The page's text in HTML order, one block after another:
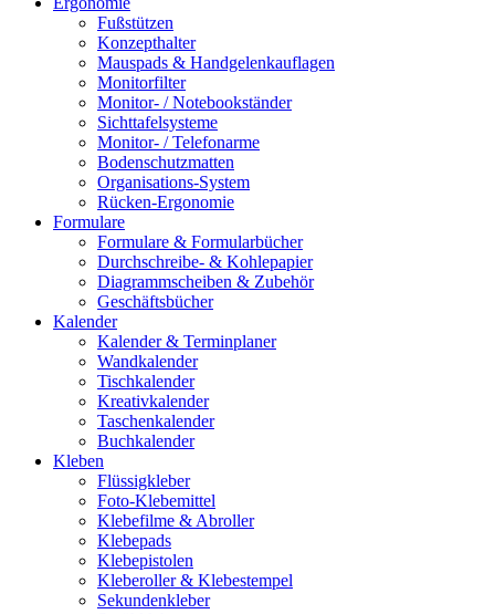
Fußstützen
Konzepthalter
Mauspads & Handgelenkauflagen
Monitorfilter
Monitor- / Notebookständer
Sichttafelsysteme
Monitor- / Telefonarme
Bodenschutzmatten
Organisations-System
Rücken-Ergonomie
Formulare
Formulare & Formularbücher
Durchschreibe- & Kohlepapier
Diagrammscheiben & Zubehör
Geschäftsbücher
Kalender
Kalender & Terminplaner
Wandkalender
Tischkalender
Kreativkalender
Taschenkalender
Buchkalender
Kleben
Flüssigkleber
Foto-Klebemittel
Klebefilme & Abroller
Klebepads
Klebepistolen
Kleberoller & Klebestempel
Sekundenkleber